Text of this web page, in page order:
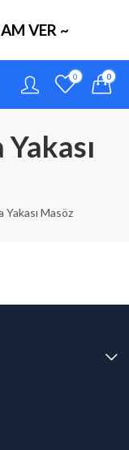
VER ~
0 0
Masöz